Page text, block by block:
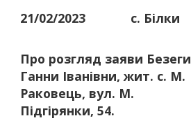
21/02/2023 с. Білки
Про розгляд заяви Безеги
Ганни Іванівни, жит. с. М.
Раковець, вул. М.
Підгірянки, 54.